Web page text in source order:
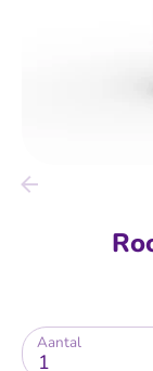
Aantal
1